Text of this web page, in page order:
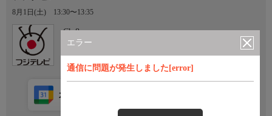
エラー
通信に問題が発生しました[error]
8月1日(土) 13:30〜13:35
Ch.8
フジテレビ
カレンダー登録